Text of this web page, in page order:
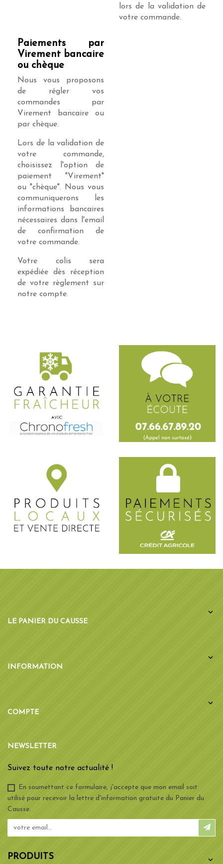
lors de la validation de
votre commande.
Paiements par
Virement bancaire
ou chèque
Nous vous proposons
de régler vos
commandes par
Virement bancaire ou
par chèque.
Lors de la validation de
votre commande,
choisissez l'option de
paiement "Virement"
ou "chèque". Nous vous
communiquerons les
informations bancaires
nécessaires dans l'email
de confirmation de
votre commande.
Votre colis sera
expédiée dès réception
de votre règlement sur
notre compte.
LE PANIER DU CAUSSE

INFORMATION

COMPTE

NEWSLETTER
Suivez toute notre actualité !
En soumettant ce formulaire, j'accepte que mon email soit
utilisé pour recevoir la lettre d'information gratuite du Panier du
Causse.
PRODUITS 